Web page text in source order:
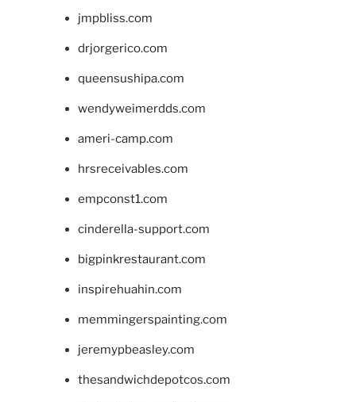
jmpbliss.com
drjorgerico.com
queensushipa.com
wendyweimerdds.com
ameri-camp.com
hrsreceivables.com
empconst1.com
cinderella-support.com
bigpinkrestaurant.com
inspirehuahin.com
memmingerspainting.com
jeremypbeasley.com
thesandwichdepotcos.com